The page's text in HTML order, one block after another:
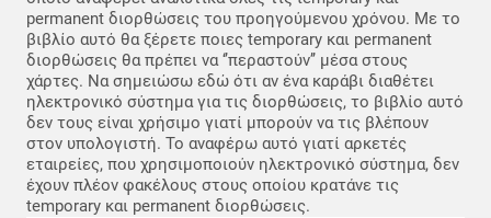
permanent διορθώσεις του προηγούμενου χρόνου. Με το
βιβλίο αυτό θα ξέρετε ποιες temporary και permanent
διορθώσεις θα πρέπει να ‘’περαστούν’’ μέσα στους
χάρτες. Να σημειώσω εδώ ότι αν ένα καράβι διαθέτει
ηλεκτρονικό σύστημα για τις διορθώσεις, το βιβλίο αυτό
δεν τους είναι χρήσιμο γιατί μπορούν να τις βλέπουν
στον υπολογιστή. Το αναφέρω αυτό γιατί αρκετές
εταιρείες, που χρησιμοποιούν ηλεκτρονικό σύστημα, δεν
έχουν πλέον φακέλους στους οποίου κρατάνε τις
temporary και permanent διορθώσεις.